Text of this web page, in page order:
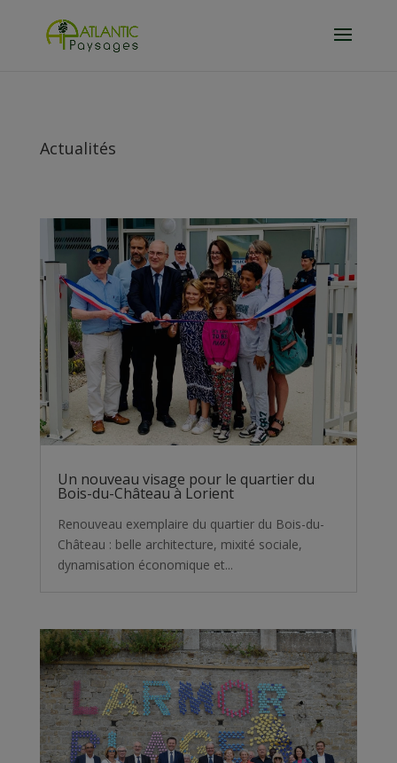
Actualités
Un nouveau visage pour le quartier du
Bois-du-Château à Lorient
Renouveau exemplaire du quartier du Bois-du-
Château : belle architecture, mixité sociale,
dynamisation économique et...